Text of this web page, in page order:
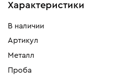
Характеристики
В наличии
Артикул
Металл
Проба